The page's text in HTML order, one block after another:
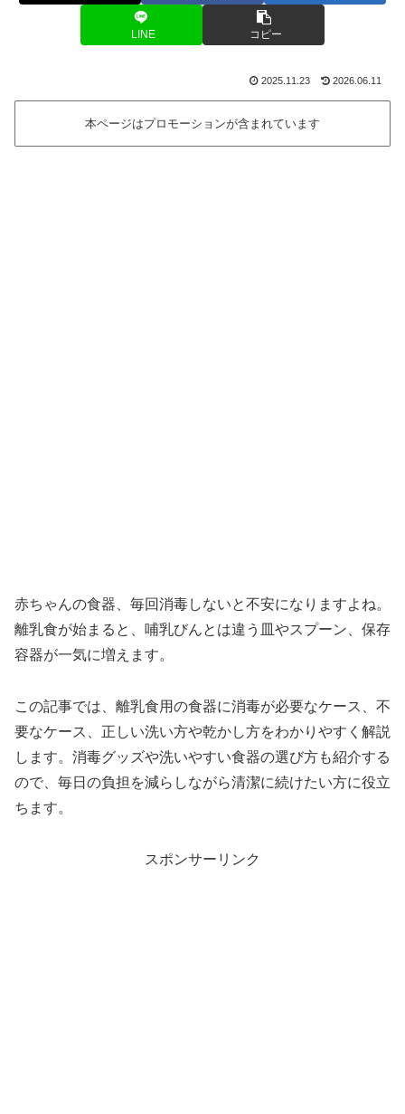
LINE コピー
2025.11.23 2026.06.11
本ページはプロモーションが含まれています
赤ちゃんの食器、毎回消毒しないと不安になりますよね。
離乳食が始まると、哺乳びんとは違う皿やスプーン、保存
容器が一気に増えます。
この記事では、離乳食用の食器に消毒が必要なケース、不
要なケース、正しい洗い方や乾かし方をわかりやすく解説
します。消毒グッズや洗いやすい食器の選び方も紹介する
ので、毎日の負担を減らしながら清潔に続けたい方に役立
ちます。
スポンサーリンク